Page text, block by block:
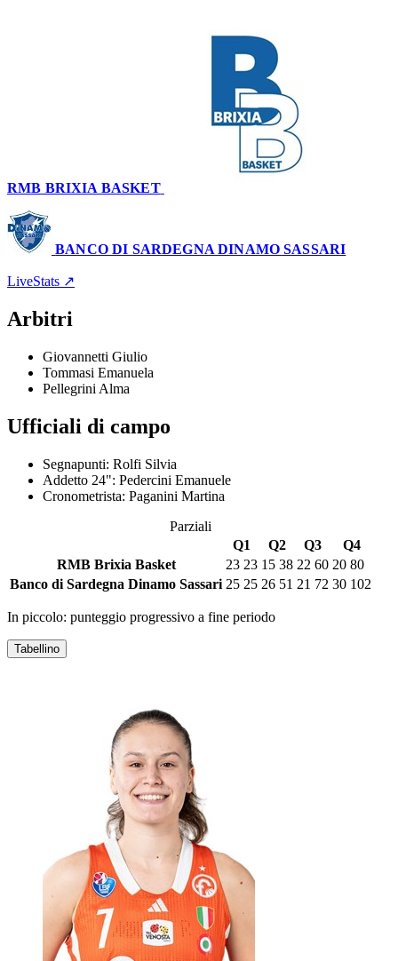
RMB BRIXIA BASKET
BANCO DI SARDEGNA DINAMO SASSARI
LiveStats ↗
Arbitri
Giovannetti Giulio
Tommasi Emanuela
Pellegrini Alma
Ufficiali di campo
Segnapunti: Rolfi Silvia
Addetto 24": Pedercini Emanuele
Cronometrista: Paganini Martina
Parziali
Q1
Q2 Q3
Q4
RMB Brixia Basket
23 23 15 38 22 60 20 80
Banco di Sardegna Dinamo Sassari 25 25 26 51 21 72 30 102
In piccolo: punteggio progressivo a fine periodo
Tabellino